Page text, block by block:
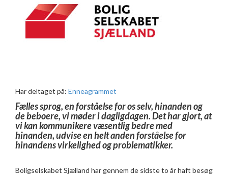
Har deltaget på: Enneagrammet
Fælles sprog, en forståelse for os selv, hinanden og
de beboere, vi møder i dagligdagen. Det har gjort, at
vi kan kommunikere væsentlig bedre med
hinanden, udvise en helt anden forståelse for
hinandens virkelighed og problematikker.
Boligselskabet Sjælland har gennem de sidste to år haft besøg